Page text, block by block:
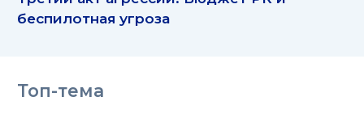
беспилотная угроза
Топ-тема